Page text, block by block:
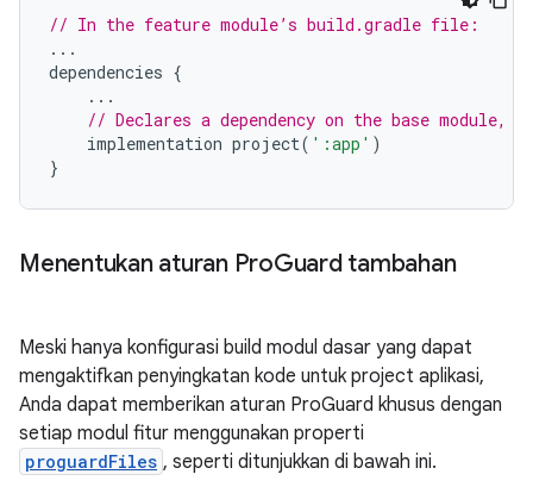
// In the feature module’s build.gradle file:
...
dependencies {
...
// Declares a dependency on the base module,
implementation project( ':app' )
}
Menentukan aturan ProGuard tambahan
Meski hanya konfigurasi build modul dasar yang dapat
mengaktifkan penyingkatan kode untuk project aplikasi,
Anda dapat memberikan aturan ProGuard khusus dengan
setiap modul fitur menggunakan properti
proguardFiles , seperti ditunjukkan di bawah ini.